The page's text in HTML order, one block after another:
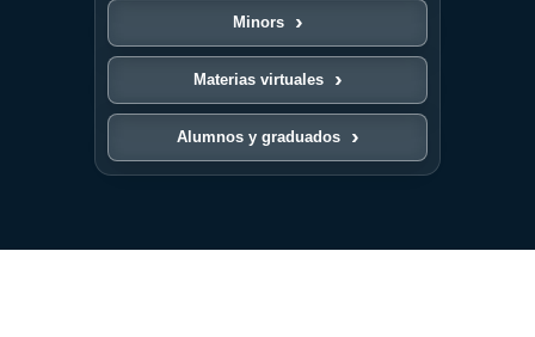
Minors
Materias virtuales
Alumnos y graduados